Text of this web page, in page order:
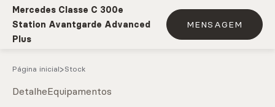
Mercedes Classe C 300e
Station Avantgarde Advanced
Plus
MENSAGEM
Página inicial Stock
DetalheEquipamentos